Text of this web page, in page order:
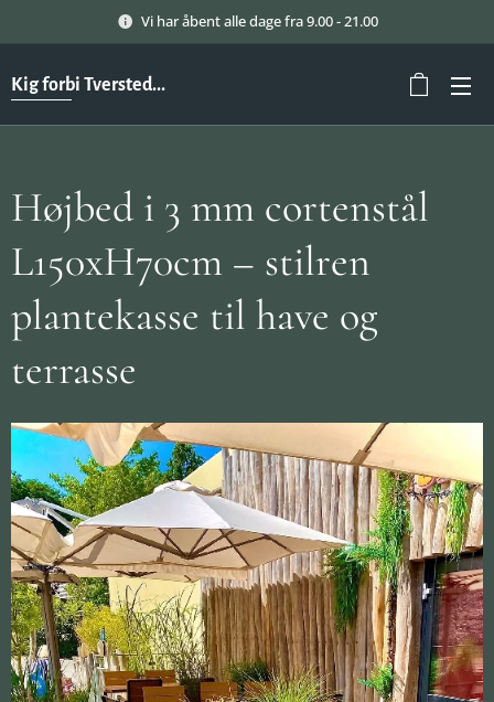
Vi har åbent alle dage fra 9.00 - 21.00
Kig forbi Tversted...
Højbed i 3 mm cortenstål
L150xH70cm – stilren
plantekasse til have og
terrasse